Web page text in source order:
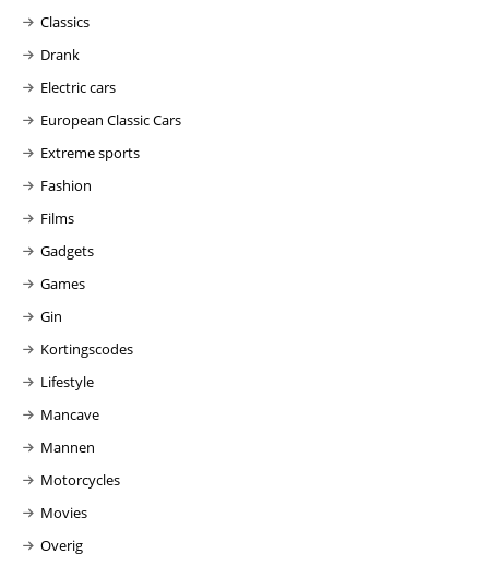
Classics
Drank
Electric cars
European Classic Cars
Extreme sports
Fashion
Films
Gadgets
Games
Gin
Kortingscodes
Lifestyle
Mancave
Mannen
Motorcycles
Movies
Overig